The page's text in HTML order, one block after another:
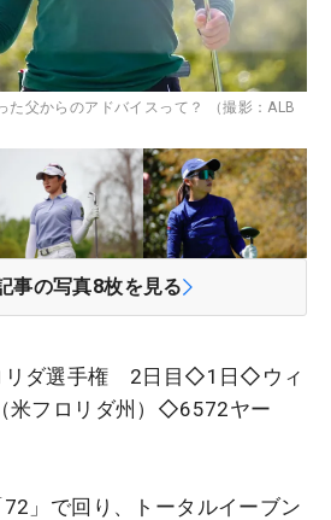
た父からのアドバイスって？ （撮影：ALB
事の写真8枚を見る
リダ選手権 2日目◇1日◇ウィ
米フロリダ州）◇6572ヤー
」で回り、トータルイーブン